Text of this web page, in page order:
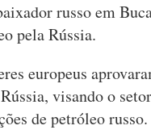
russo em
pela Rússia.
europeus
visando o
de petróleo russo.